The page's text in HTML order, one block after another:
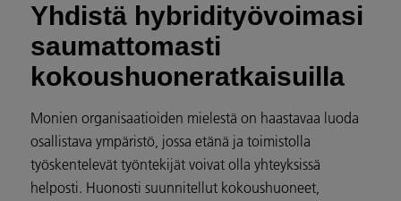
Yhdistä hybridityövoimasi
saumattomasti
kokoushuoneratkaisuilla
Monien organisaatioiden mielestä on haastavaa luoda
osallistava ympäristö, jossa etänä ja toimistolla
työskentelevät työntekijät voivat olla yhteyksissä
helposti. Huonosti suunnitellut kokoushuoneet,